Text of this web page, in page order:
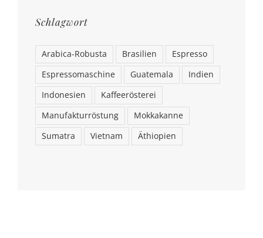
Schlagwort
Arabica-Robusta Brasilien
Espresso
Espressomaschine
Guatemala
Indien
Indonesien
Kaffeerösterei
Manufakturröstung
Mokkakanne
Sumatra
Vietnam Äthiopien